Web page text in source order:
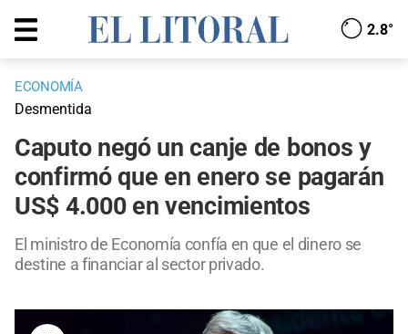
2.8°
ECONOMÍA
Desmentida
Caputo negó un canje de bonos y
confirmó que en enero se pagarán
US$ 4.000 en vencimientos
El ministro de Economía confía en que el dinero se
destine a financiar al sector privado.